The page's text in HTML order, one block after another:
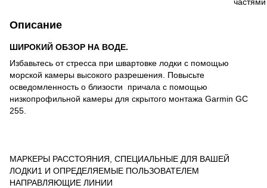
Описание
ШИРОКИЙ ОБЗОР НА ВОДЕ.
Избавьтесь от стресса при швартовке лодки с помощью
морской камеры высокого разрешения. Повысьте
осведомленность о близости причала с помощью
низкопрофильной камеры для скрытого монтажа Garmin GC
255.
МАРКЕРЫ РАССТОЯНИЯ, СПЕЦИАЛЬНЫЕ ДЛЯ ВАШЕЙ
ЛОДКИ1 И ОПРЕДЕЛЯЕМЫЕ ПОЛЬЗОВАТЕЛЕМ
НАПРАВЛЯЮЩИЕ ЛИНИИ